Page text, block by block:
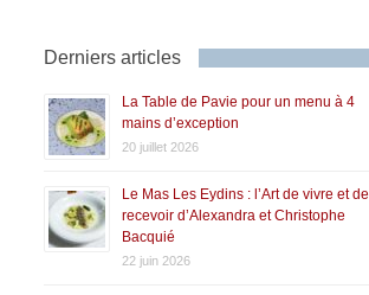
Derniers articles
La Table de Pavie pour un menu à 4
mains d’exception
20 juillet 2026
Le Mas Les Eydins : l’Art de vivre et de
recevoir d’Alexandra et Christophe
Bacquié
22 juin 2026